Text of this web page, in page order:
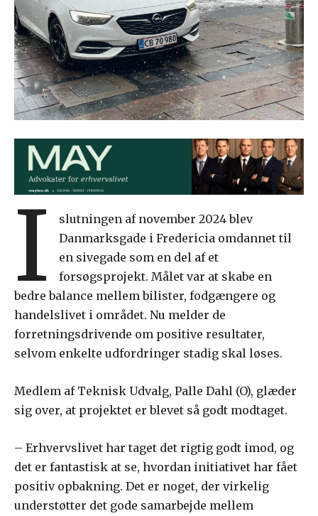
I
slutningen af november 2024 blev
Danmarksgade i Fredericia omdannet til
en sivegade som en del af et
forsøgsprojekt. Målet var at skabe en
bedre balance mellem bilister, fodgængere og
handelslivet i området. Nu melder de
forretningsdrivende om positive resultater,
selvom enkelte udfordringer stadig skal løses.
Medlem af Teknisk Udvalg, Palle Dahl (O), glæder
sig over, at projektet er blevet så godt modtaget.
– Erhvervslivet har taget det rigtig godt imod, og
det er fantastisk at se, hvordan initiativet har fået
positiv opbakning. Det er noget, der virkelig
understøtter det gode samarbejde mellem